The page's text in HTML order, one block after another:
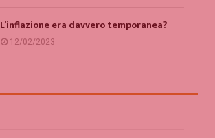
L’inflazione era davvero temporanea?
12/02/2023